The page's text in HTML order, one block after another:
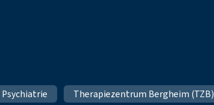
Therapiezentrum Bergheim (TZB)